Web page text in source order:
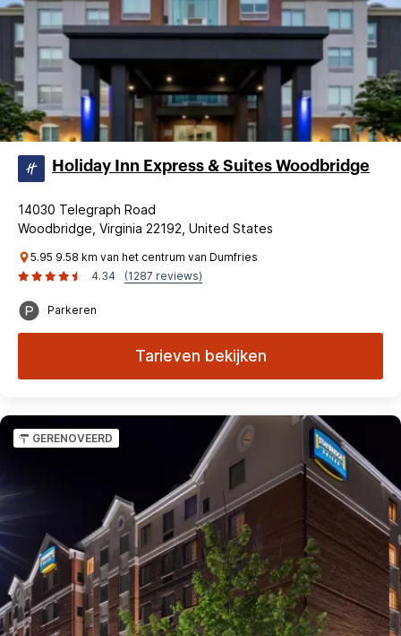
Holiday Inn Express & Suites Woodbridge
14030 Telegraph Road
Woodbridge, Virginia 22192, United States
5.95 9.58 km van het centrum van Dumfries
4.34
(1287 reviews)
Parkeren
Tarieven bekijken
GERENOVEERD